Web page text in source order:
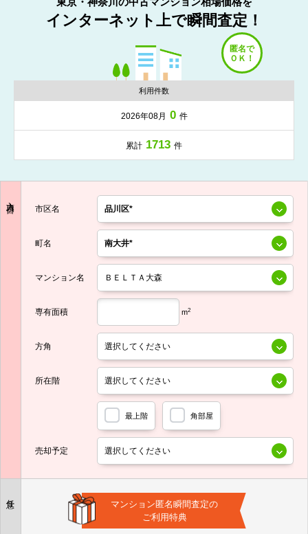
インターネット上で瞬間査定！
利用件数
2026年08月 0 件
累計 1713 件
市区名
町名
マンション名
専有面積 m2
方角
所在階
最上階 角部屋
売却予定
マンション匿名瞬間査定の
ご利用特典